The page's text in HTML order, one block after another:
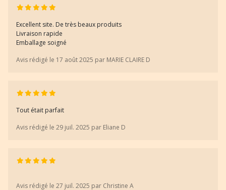
Excellent site. De très beaux produits
Livraison rapide
Emballage soigné
Avis rédigé le 17 août 2025 par MARIE CLAIRE D
Tout était parfait
Avis rédigé le 29 juil. 2025 par Eliane D
Avis rédigé le 27 juil. 2025 par Christine A